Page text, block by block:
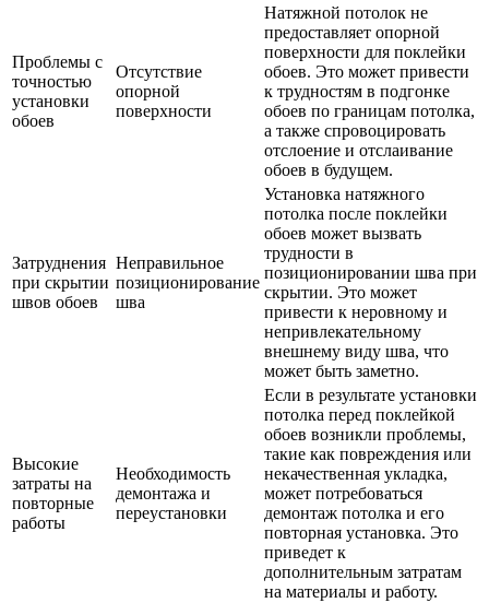
Проблемы с
точностью
установки
обоев
Отсутствие
опорной
поверхности
Натяжной потолок не
предоставляет опорной
поверхности для поклейки
обоев. Это может привести
к трудностям в подгонке
обоев по границам потолка,
а также спровоцировать
отслоение и отслаивание
обоев в будущем.
Затруднения
при скрытии
швов обоев
Неправильное
позиционирование
шва
Установка натяжного
потолка после поклейки
обоев может вызвать
трудности в
позиционировании шва при
скрытии. Это может
привести к неровному и
непривлекательному
внешнему виду шва, что
может быть заметно.
Высокие
затраты на
повторные
работы
Необходимость
демонтажа и
переустановки
Если в результате установки
потолка перед поклейкой
обоев возникли проблемы,
такие как повреждения или
некачественная укладка,
может потребоваться
демонтаж потолка и его
повторная установка. Это
приведет к
дополнительным затратам
на материалы и работу.